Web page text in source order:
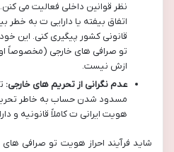
نظر قوانین داخلی فعالیت می
اتفاق بیفته یا دارایی ت به خطر
قانونی کشور پیگیری کنی. این
ازش نیست.
عدم نگرانی از تحریم های خارجی:
مسدود شدن حساب به خاطر
هویت ایرانی ت کاملاً قانونیه و
شاید فرآیند احراز هویت تو صرافی های